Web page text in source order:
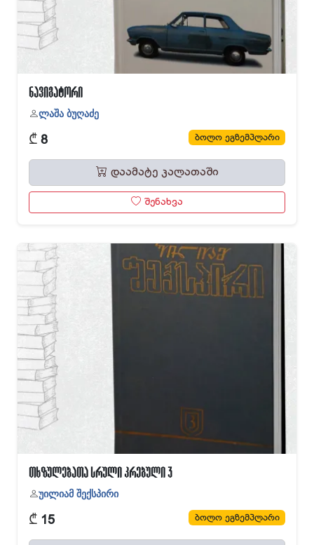
ნავიგატორი
ლაშა ბუღაძე
₾ 8 ბოლო ეგზემპლარი
დაამატე კალათაში
შენახვა
თხზულებათა სრული კრებული 3
უილიამ შექსპირი
₾ 15 ბოლო ეგზემპლარი